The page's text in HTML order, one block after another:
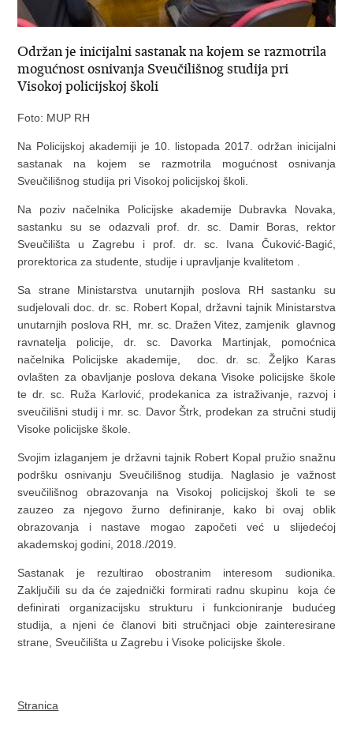
Održan je inicijalni sastanak na kojem se razmotrila
mogućnost osnivanja Sveučilišnog studija pri
Visokoj policijskoj školi
Foto: MUP RH
Na Policijskoj akademiji je 10. listopada 2017. održan inicijalni
sastanak na kojem se razmotrila mogućnost osnivanja
Sveučilišnog studija pri Visokoj policijskoj školi.
Na poziv načelnika Policijske akademije Dubravka Novaka,
sastanku su se odazvali prof. dr. sc. Damir Boras, rektor
Sveučilišta u Zagrebu i prof. dr. sc. Ivana Čuković-Bagić,
prorektorica za studente, studije i upravljanje kvalitetom .
Sa strane Ministarstva unutarnjih poslova RH sastanku su
sudjelovali doc. dr. sc. Robert Kopal, državni tajnik Ministarstva
unutarnjih poslova RH, mr. sc. Dražen Vitez, zamjenik glavnog
ravnatelja policije, dr. sc. Davorka Martinjak, pomoćnica
načelnika Policijske akademije, doc. dr. sc. Željko Karas
ovlašten za obavljanje poslova dekana Visoke policijske škole
te dr. sc. Ruža Karlović, prodekanica za istraživanje, razvoj i
sveučilišni studij i mr. sc. Davor Štrk, prodekan za stručni studij
Visoke policijske škole.
Svojim izlaganjem je državni tajnik Robert Kopal pružio snažnu
podršku osnivanju Sveučilišnog studija. Naglasio je važnost
sveučilišnog obrazovanja na Visokoj policijskoj školi te se
zauzeo za njegovo žurno definiranje, kako bi ovaj oblik
obrazovanja i nastave mogao započeti već u slijedećoj
akademskoj godini, 2018./2019.
Sastanak je rezultirao obostranim interesom sudionika.
Zaključili su da će zajednički formirati radnu skupinu koja će
definirati organizacijsku strukturu i funkcioniranje budućeg
studija, a njeni će članovi biti stručnjaci obje zainteresirane
strane, Sveučilišta u Zagrebu i Visoke policijske škole.
Stranica